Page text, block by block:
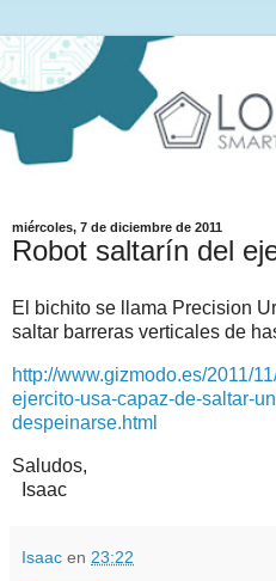
miércoles, 7 de diciembre de 2011
Robot saltarín del
El bichito se llama Precision
saltar barreras verticales de
http://www.gizmodo.es/2011/
ejercito-usa-capaz-de-saltar-
despeinarse.html
Saludos,
Isaac
Isaac en 23:22